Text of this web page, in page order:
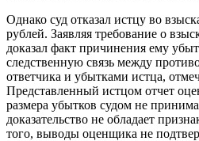
Однако суд отказал истцу во
рублей. Заявляя требование о
доказал факт причинения ему
следственную связь между
ответчика и убытками истца,
Представленный истцом отчет
размера убытков судом не
доказательство не обладает
того, выводы оценщика не